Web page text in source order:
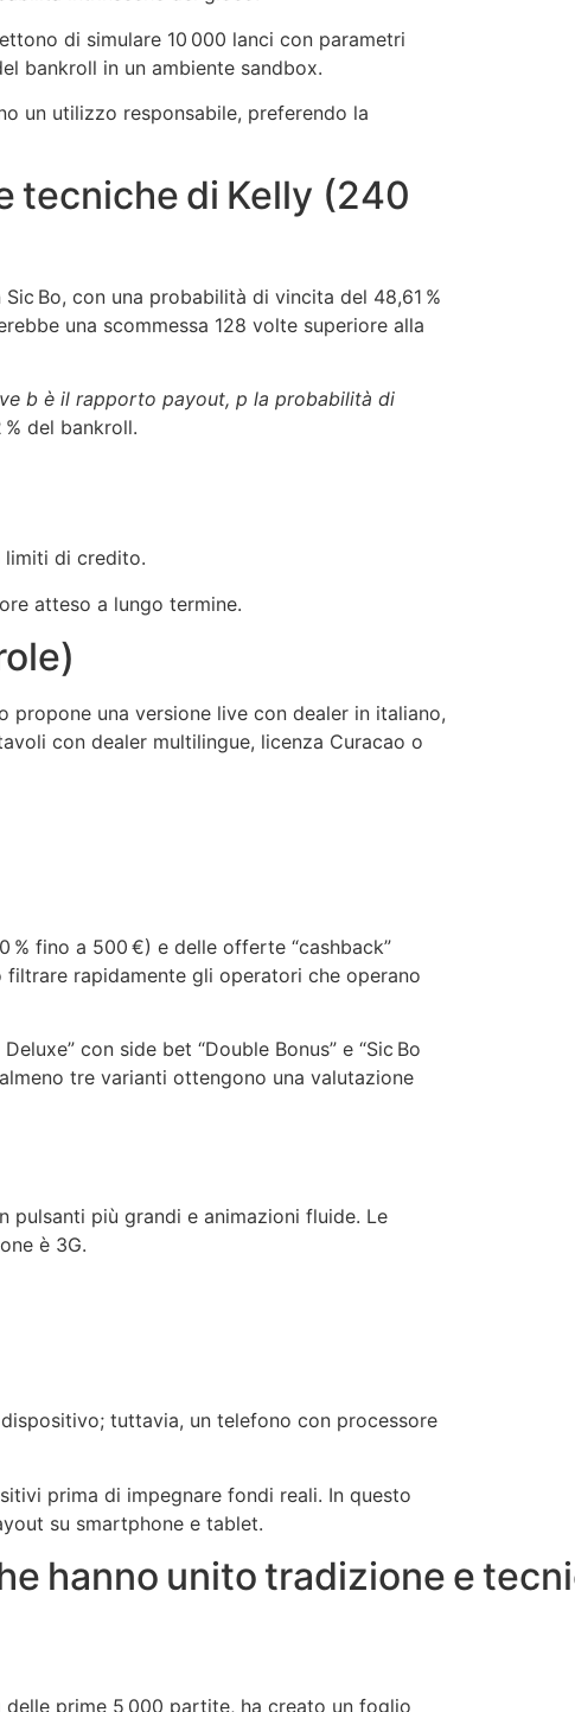
di simulare 10 000 lanci con parametri
bankroll in un ambiente sandbox.
un utilizzo responsabile, preferendo la
tecniche di Kelly (240
Bo, con una probabilità di vincita del 48,61 %
una scommessa 128 volte superiore alla
b è il rapporto payout, p la probabilità di
del bankroll.
limiti di credito.
atteso a lungo termine.
una versione live con dealer in italiano,
con dealer multilingue, licenza Curacao o
fino a 500 €) e delle offerte “cashback”
filtrare rapidamente gli operatori che operano
con side bet “Double Bonus” e “Sic Bo
tre varianti ottengono una valutazione
pulsanti più grandi e animazioni fluide. Le
è 3G.
tuttavia, un telefono con processore
prima di impegnare fondi reali. In questo
su smartphone e tablet.
hanno unito tradizione e
prime 5 000 partite, ha creato un foglio